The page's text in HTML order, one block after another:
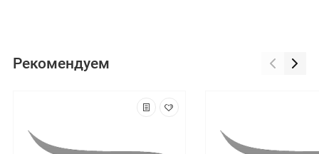
Рекомендуем